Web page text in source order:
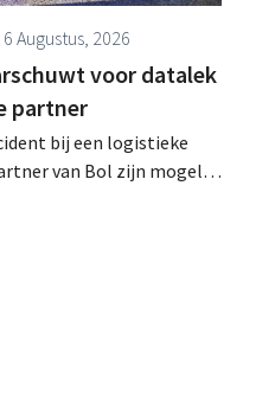
6 Augustus, 2026
voor datalek
partner
bij een logistieke
van Bol zijn mogelijk